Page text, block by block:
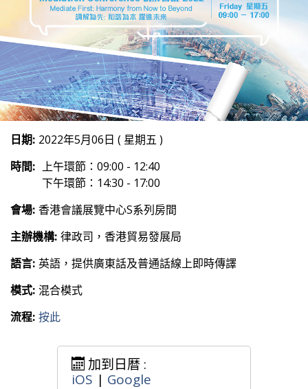
日期: 2022年5月06日 ( 星期五 )
時間: 上午環節：09:00 - 12:40
下午環節：14:30 - 17:00
會場: 香港會議展覽中心S系列房間
主辦機構: 律政司，香港貿易發展局
語言: 英語，提供廣東話及普通話線上即時傳譯
模式: 混合模式
流程: 按此
加到日暦 :
iOS | Google